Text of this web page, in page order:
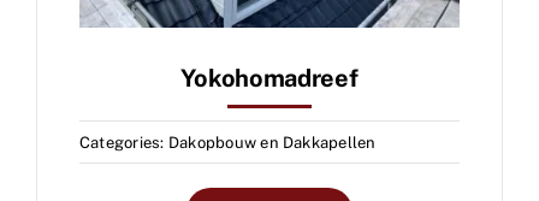
Yokohomadreef
Categories: Dakopbouw en Dakkapellen